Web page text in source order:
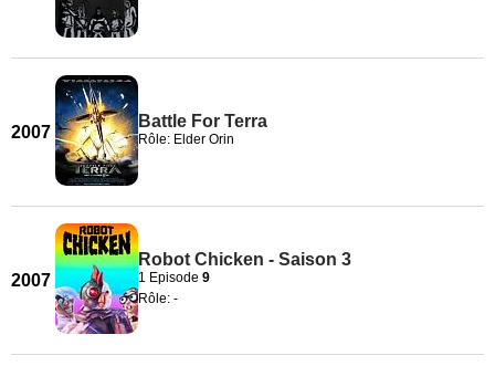
2007
Battle For Terra
Rôle: Elder Orin
2007
Robot Chicken - Saison 3
1 Episode 9
Rôle: -